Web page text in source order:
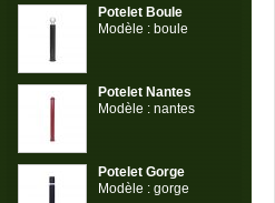
Potelet Boule
Modèle : boule
Potelet Nantes
Modèle : nantes
Potelet Gorge
Modèle : gorge